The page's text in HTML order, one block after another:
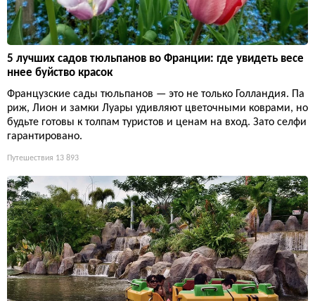
5 лучших садов тюльпанов во Франции: где увидеть весе
ннее буйство красок
Французские сады тюльпанов — это не только Голландия. Па
риж, Лион и замки Луары удивляют цветочными коврами, но
будьте готовы к толпам туристов и ценам на вход. Зато селфи
гарантировано.
Путешествия 13 893